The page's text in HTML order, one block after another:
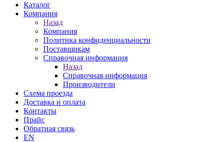
Каталог
Компания
Назад
Компания
Политика конфиденциальности
Поставщикам
Справочная информация
Назад
Справочная информация
Производители
Схема проезда
Доставка и оплата
Контакты
Прайс
Обратная связь
EN